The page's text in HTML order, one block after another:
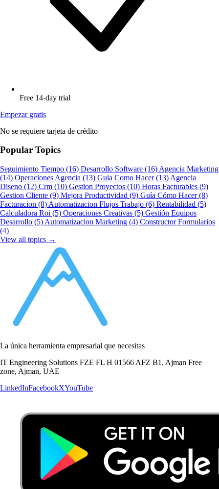
Free 14-day trial
Empezar gratis
No se requiere tarjeta de crédito
Popular Topics
Seguimiento Tiempo (16) Desarrollo Software (16) Agencia Marketing
(14) Operaciones Agencia (13) Guia Como Hacer(13) Agencia
Diseno (12) Crm (10) Gestion Proyectos (10) Horas Facturables (9)
Gestion Cliente (9) Mejora Productividad (9) Guía Cómo Hacer(8)
Facturacion (8) Automatizacion Flujos Trabajo (6) Rentabilidad (5)
Calculadora Roi (5) Operaciones Creativas (5) Gestión Equipos
Desarrollo (5) Automatizacion Marketing (4) Constructor Formularios
(4)
View all topics →
La única herramienta empresarial que necesitas
IT Engineering Solutions FZE FL H 01566 AFZ B1, Ajman Free
zone, Ajman, UAE
LinkedInFacebookXYouTube